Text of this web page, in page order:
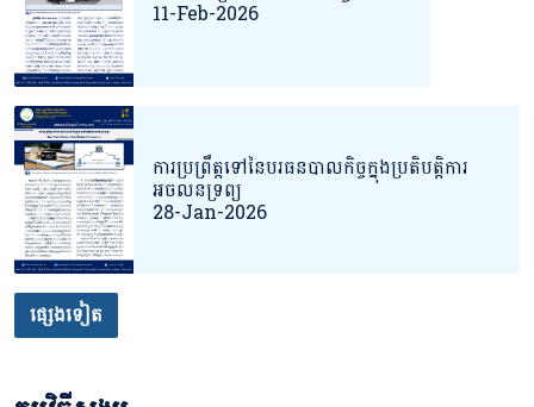
11-Feb-2026
ការប្រព្រឹត្តទៅនៃបរធនបាលកិច្ចក្នុងប្រតិបតិ្តការ
អចលនទ្រព្យ
28-Jan-2026
ផ្សេងទៀត